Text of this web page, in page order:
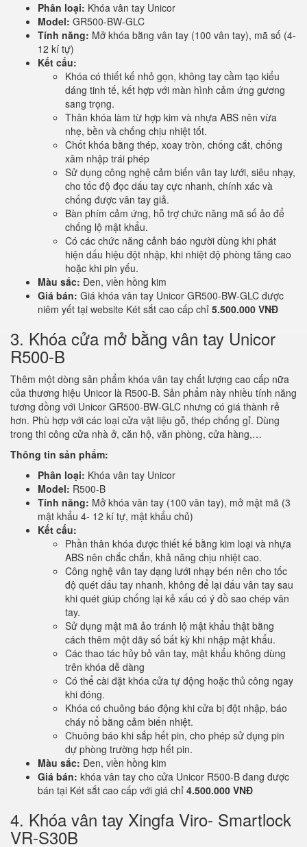
Phân loại: Khóa vân tay Unicor
Model: GR500-BW-GLC
Tính năng: Mở khóa bằng vân tay (100 vân tay), mã số (4-
12 kí tự)
Kết cấu:
Khóa có thiết kế nhỏ gọn, không tay cầm tạo kiểu
dáng tinh tế, kết hợp với màn hình cảm ứng gương
sang trọng.
Thân khóa làm từ hợp kim và nhựa ABS nên vừa
nhẹ, bền và chống chịu nhiệt tốt.
Chốt khóa bằng thép, xoay tròn, chống cắt, chống
xâm nhập trái phép
Sử dụng công nghệ cảm biến vân tay lưới, siêu nhạy,
cho tốc độ đọc dấu tay cực nhanh, chính xác và
chống được vân tay giả.
Bàn phím cảm ứng, hỗ trợ chức năng mã số ảo để
chống lộ mật khẩu.
Có các chức năng cảnh báo người dùng khi phát
hiện dấu hiệu đột nhập, khi nhiệt độ phòng tăng cao
hoặc khi pin yếu.
Màu sắc: Đen, viền hồng kim
Giá bán: Giá khóa vân tay Unicor GR500-BW-GLC được
niêm yết tại website Két sắt cao cấp chỉ 5.500.000 VNĐ
3. Khóa cửa mở bằng vân tay Unicor
R500-B
Thêm một dòng sản phẩm khóa vân tay chất lượng cao cấp nữa
của thương hiệu Unicor là R500-B. Sản phẩm này nhiều tính năng
tương đồng với Unicor GR500-BW-GLC nhưng có giá thành rẻ
hơn. Phù hợp với các loại cửa vật liệu gỗ, thép chống gỉ. Dùng
trong thi công cửa nhà ở, căn hộ, văn phòng, cửa hàng,…
Thông tin sản phẩm:
Phân loại: Khóa vân tay Unicor
Model: R500-B
Tính năng: Mở khóa vân tay (100 vân tay), mở mật mã (3
mật khẩu 4- 12 kí tự, mật khẩu chủ)
Kết cấu:
Phần thân khóa được thiết kế bằng kim loại và nhựa
ABS nên chắc chắn, khả năng chịu nhiệt cao.
Công nghệ vân tay dạng lưới nhạy bén nên cho tốc
độ quét dấu tay nhanh, không để lại dấu vân tay sau
khi quét giúp chống lại kẻ xấu có ý đồ sao chép vân
tay.
Sử dụng mật mã ảo tránh lộ mật khẩu thật bằng
cách thêm một dãy số bất kỳ khi nhập mật khẩu.
Các thao tác hủy bỏ vân tay, mật khẩu không dùng
trên khóa dễ dàng
Có thể cài đặt khóa cửa tự động hoặc thủ công ngay
khi đóng.
Khóa có chuông báo động khi cửa bị đột nhập, báo
cháy nổ bằng cảm biến nhiệt.
Chuông báo khi sắp hết pin, cho phép sử dụng pin
dự phòng trường hợp hết pin.
Màu sắc: Đen, viền hồng kim
Giá bán: khóa vân tay cho cửa Unicor R500-B đang được
bán tại Két sắt cao cấp với giá chỉ 4.500.000 VNĐ
4. Khóa vân tay Xingfa Viro- Smartlock
VR-S30B